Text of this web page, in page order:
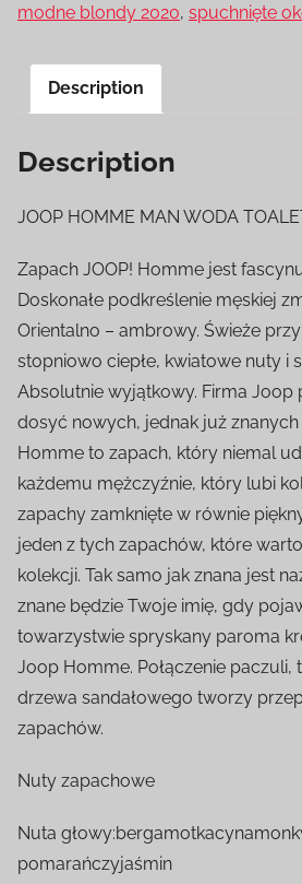
modne blondy 2020, spuchnięte
Description
Description
JOOP HOMME MAN WODA
Zapach JOOP! Homme jest
Doskonałe podkreślenie męskiej
Orientalno – ambrowy. Świeże
stopniowo ciepłe, kwiatowe nuty i
Absolutnie wyjątkowy. Firma Joop
dosyć nowych, jednak już
Homme to zapach, który niemal
każdemu mężczyźnie, który lubi
zapachy zamknięte w równie
jeden z tych zapachów, które
kolekcji. Tak samo jak znana jest
znane będzie Twoje imię, gdy
towarzystwie spryskany paroma
Joop Homme. Połączenie paczuli,
drzewa sandałowego tworzy
zapachów.
Nuty zapachowe
Nuta
pomarańczyjaśmin